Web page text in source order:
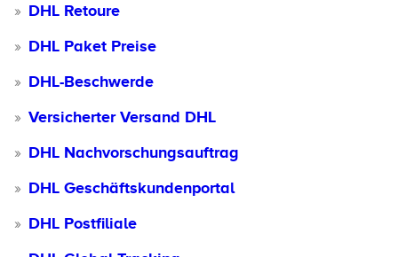
DHL Retoure
DHL Paket Preise
DHL-Beschwerde
Versicherter Versand DHL
DHL Nachvorschungsauftrag
DHL Geschäftskundenportal
DHL Postfiliale